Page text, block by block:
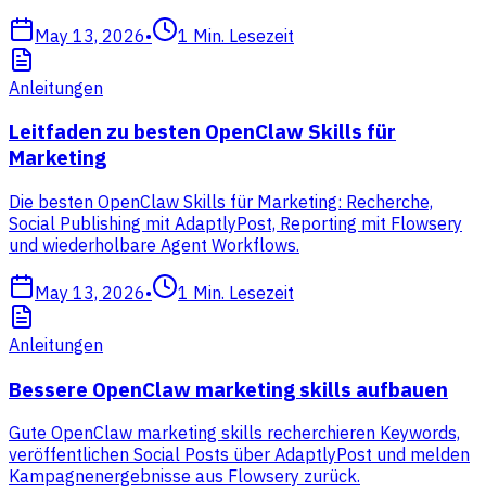
May 13, 2026• 1 Min. Lesezeit
Anleitungen
Leitfaden zu besten OpenClaw Skills für
Marketing
Die besten OpenClaw Skills für Marketing: Recherche,
Social Publishing mit AdaptlyPost, Reporting mit Flowsery
und wiederholbare Agent Workflows.
May 13, 2026• 1 Min. Lesezeit
Anleitungen
Bessere OpenClaw marketing skills aufbauen
Gute OpenClaw marketing skills recherchieren Keywords,
veröffentlichen Social Posts über AdaptlyPost und melden
Kampagnenergebnisse aus Flowsery zurück.